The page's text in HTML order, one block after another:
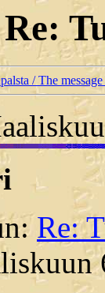
Re:
/ The
Re: